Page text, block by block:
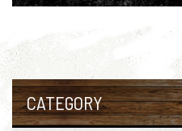
CATEGORY